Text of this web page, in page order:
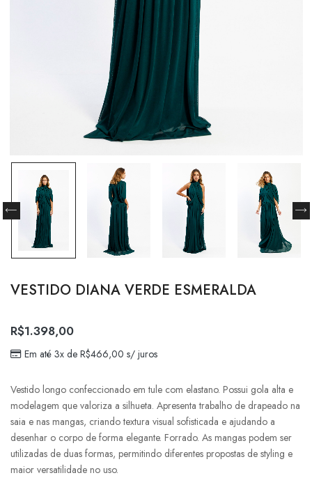
VESTIDO DIANA VERDE ESMERALDA
R$1.398,00
Em até 3x de R$466,00 s/ juros
Vestido longo confeccionado em tule com elastano. Possui gola alta e
modelagem que valoriza a silhueta. Apresenta trabalho de drapeado na
saia e nas mangas, criando textura visual sofisticada e ajudando a
desenhar o corpo de forma elegante. Forrado. As mangas podem ser
utilizadas de duas formas, permitindo diferentes propostas de styling e
maior versatilidade no uso.